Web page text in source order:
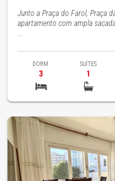
Junto a Praça do Farol, Praça
apartamento com ampla
...
DORM.
3
SUÍTES
1